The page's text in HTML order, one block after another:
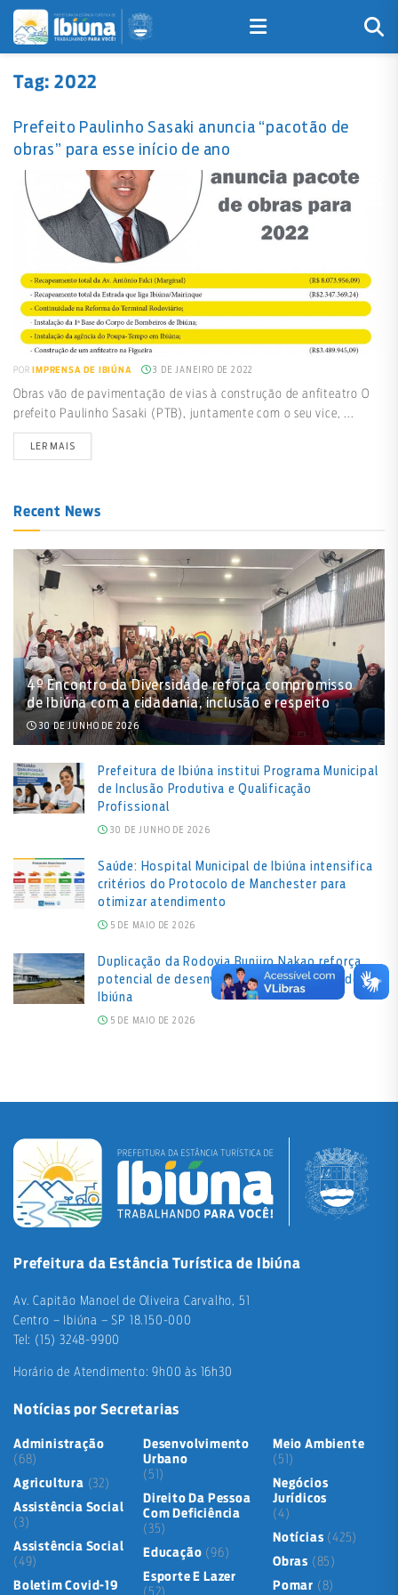
Tag: 2022
Prefeito Paulinho Sasaki anuncia “pacotão de
obras” para esse início de ano
POR IMPRENSA DE IBIÚNA 3 DE JANEIRO DE 2022
Obras vão de pavimentação de vias à construção de anfiteatro O
prefeito Paulinho Sasaki (PTB), juntamente com o seu vice, ...
LER MAIS
Recent News
4º Encontro da Diversidade reforça compromisso
de Ibiúna com a cidadania, inclusão e respeito
30 DE JUNHO DE 2026
Prefeitura de Ibiúna institui Programa Municipal
de Inclusão Produtiva e Qualificação
Profissional
30 DE JUNHO DE 2026
Saúde: Hospital Municipal de Ibiúna intensifica
critérios do Protocolo de Manchester para
otimizar atendimento
5 DE MAIO DE 2026
Duplicação da Rodovia Bunjiro Nakao reforça
potencial de desenvolvimento econômico de
Ibiúna
5 DE MAIO DE 2026
Prefeitura da Estância Turística de Ibiúna
Av. Capitão Manoel de Oliveira Carvalho, 51
Centro – Ibiúna – SP 18.150-000
Tel: (15) 3248-9900
Horário de Atendimento: 9h00 às 16h30
Notícias por Secretarias
Administração
(68)
Agricultura (32)
Assistência Social
(3)
Assistência Social
(49)
Boletim Covid-19
Desenvolvimento
Urbano
(51)
Direito Da Pessoa
Com Deficiência
(35)
Educação (96)
Esporte E Lazer
(52)
Meio Ambiente
(51)
Negócios
Jurídicos
(4)
Notícias (425)
Obras (85)
Pomar (8)